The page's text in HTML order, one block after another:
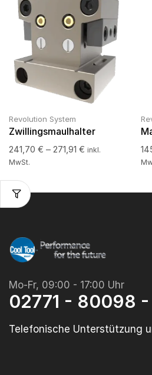
Revolution System
Zwillingsmaulhalter
241,70 € – 271,91 € inkl.
MwSt.
Mo-Fr, 09:00 - 17:00 Uhr
02771 - 80098 -
Telefonische Unterstützung